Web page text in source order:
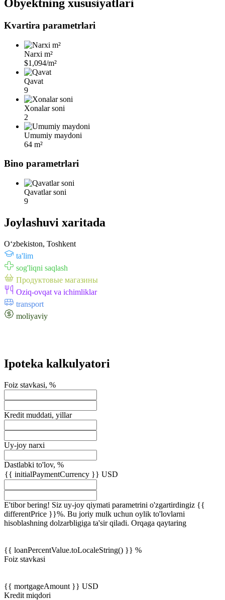
Obyektning xususiyatlari
Kvartira parametrlari
Narxi m²
$1,094/m²
Qavat
9
Xonalar soni
2
Umumiy maydoni
64 m²
Bino parametrlari
Qavatlar soni
9
Joylashuvi xaritada
Oʻzbekiston, Toshkent
ta'lim
sog'liqni saqlash
Продуктовые магазины
Oziq-ovqat va ichimliklar
transport
moliyaviy
Ipoteka kalkulyatori
Foiz stavkasi, %
Kredit muddati, yillar
Uy-joy narxi
Dastlabki to'lov, %
{{ initialPaymentCurrency }} USD
E'tibor bering! Siz uy-joy qiymati parametrini o'zgartirdingiz {{
differentPrice }}%. Bu joriy mulk uchun oylik to'lovlarni
hisoblashning dolzarbligiga ta'sir qiladi. Orqaga qaytaring
{{ loanPercentValue.toLocaleString() }} %
Foiz stavkasi
{{ mortgageAmount }} USD
Kredit miqdori